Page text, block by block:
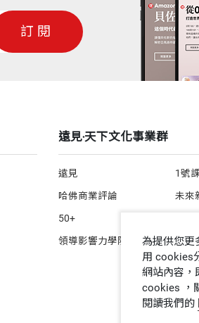
訂閱
遠見‧天下文化事業群
遠見
哈佛商業評論
50+
領導影響力學院
1號
未來
為提供您更
用 cookies
網站內容，
cookies ，
閱讀我們的